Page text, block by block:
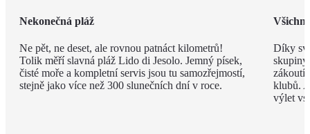
Nekonečná pláž
Ne pět, ne deset, ale rovnou patnáct kilometrů!
Tolik měří slavná pláž Lido di Jesolo. Jemný písek,
čisté moře a kompletní servis jsou tu samozřejmostí,
stejně jako více než 300 slunečních dní v roce.
Díky
zákoutí,
klubů.
výlet